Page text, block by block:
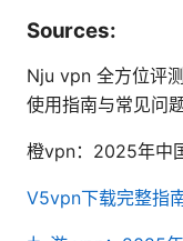
Sources:
Nju vpn 全方位评
使用指南与常见问
橙vpn：2025年中
V5vpn下载完整指